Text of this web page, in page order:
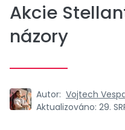
Akcie
názory
Autor: Vojtech
Aktualizováno: 29.